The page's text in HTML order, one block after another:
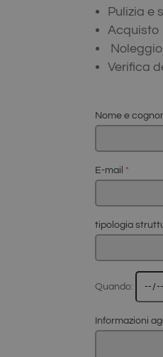
Pulizia e
Acquisto
Verifica
Nome e
E-mail *
tipologia
Quando:
Informazioni